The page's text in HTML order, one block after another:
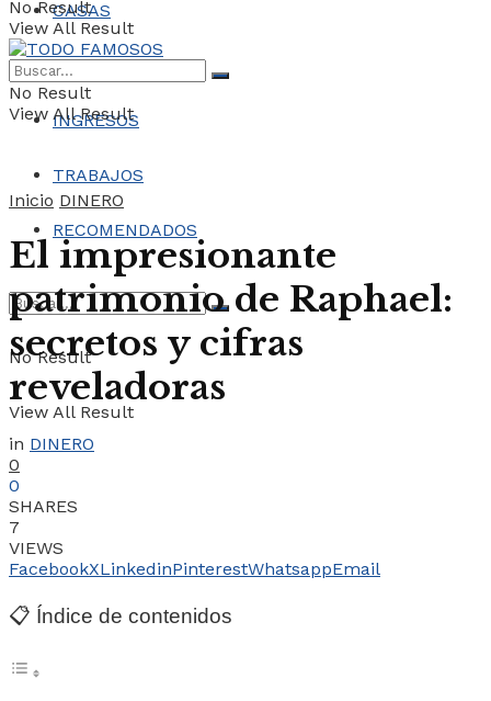
CASAS
COCHES
INGRESOS
TRABAJOS
RECOMENDADOS
No Result
View All Result
No Result
View All Result
No Result
View All Result
Inicio DINERO
El impresionante
patrimonio de Raphael:
secretos y cifras
reveladoras
in DINERO
0
0
SHARES
7
VIEWS
FacebookXLinkedinPinterestWhatsappEmail
📋 Índice de contenidos